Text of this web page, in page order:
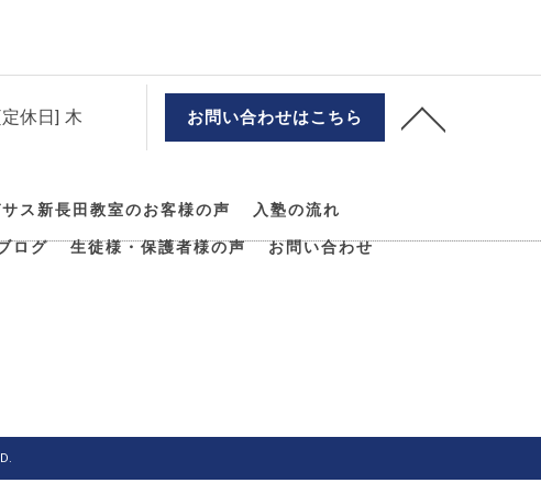
休日] 木 お問い合わせはこちら
ス新長田教室のお客様の声 入塾の流れ
ログ 生徒様・保護者様の声 お問い合わせ